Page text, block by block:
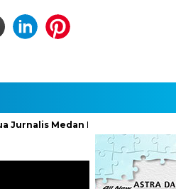
Diperiksa Polisi, Pelaku